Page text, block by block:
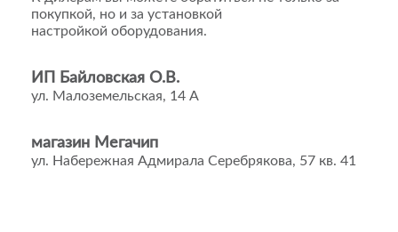
покупкой, но и за установкой
настройкой оборудования.
ИП Байловская О.В.
ул. Малоземельская, 14 А
магазин Мегачип
ул. Набережная Адмирала Серебрякова, 57 кв. 41